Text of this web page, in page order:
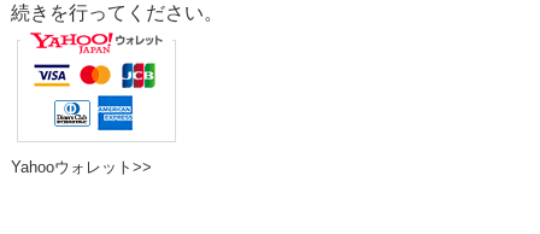
続きを行ってください。
Yahooウォレット>>